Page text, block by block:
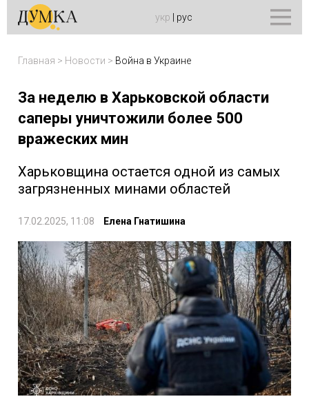
укр рус
Главная > Новости > Война в Украине
За неделю в Харьковской области
саперы уничтожили более 500
вражеских мин
Харьковщина остается одной из самых
загрязненных минами областей
17.02.2025, 11:08 Елена Гнатишина